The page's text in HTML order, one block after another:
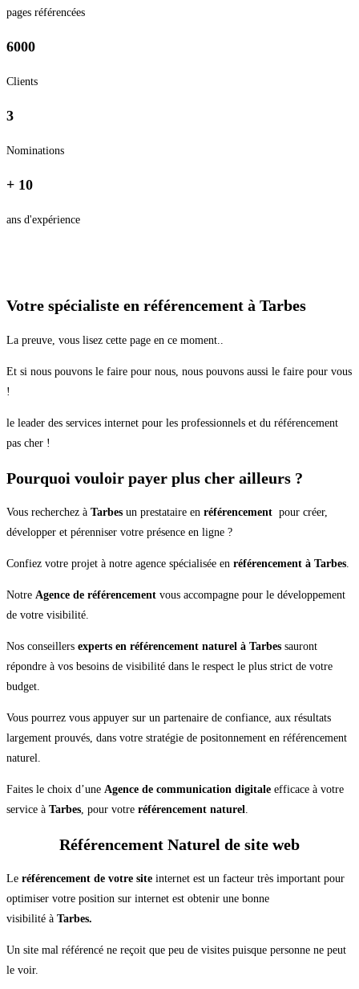
pages référencées
6000
Clients
3
Nominations
+ 10
ans d'expérience
Votre spécialiste en référencement à Tarbes
La preuve, vous lisez cette page en ce moment..
Et si nous pouvons le faire pour nous, nous pouvons aussi le faire pour vous
!
le leader des services internet pour les professionnels et du référencement
pas cher !
Pourquoi vouloir payer plus cher ailleurs ?
Vous recherchez à Tarbes un prestataire en référencement pour créer,
développer et pérenniser votre présence en ligne ?
Confiez votre projet à notre agence spécialisée en référencement à Tarbes.
Notre Agence de référencement vous accompagne pour le développement
de votre visibilité.
Nos conseillers experts en référencement naturel à Tarbes sauront
répondre à vos besoins de visibilité dans le respect le plus strict de votre
budget.
Vous pourrez vous appuyer sur un partenaire de confiance, aux résultats
largement prouvés, dans votre stratégie de positonnement en référencement
naturel.
Faites le choix d’une Agence de communication digitale efficace à votre
service à Tarbes, pour votre référencement naturel.
Référencement Naturel de site web
Le référencement de votre site internet est un facteur très important pour
optimiser votre position sur internet est obtenir une bonne
visibilité à Tarbes.
Un site mal référencé ne reçoit que peu de visites puisque personne ne peut
le voir.